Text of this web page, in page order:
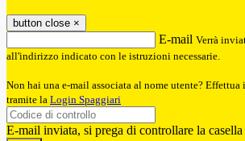
button close ×
E-mail Verrà
all'indirizzo indicato con le istruzioni necessarie.
Non hai una e-mail associata al nome utente? Effettua
tramite la Login Spaggiari
E-mail inviata, si prega di controllare la